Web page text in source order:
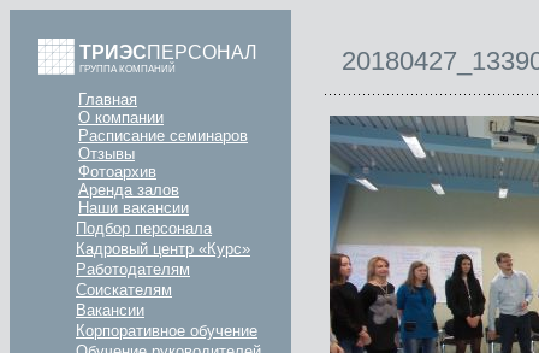
ТРИЭСПЕРСОНАЛ
ГРУППА КОМПАНИЙ
Главная
О компании
Расписание семинаров
Отзывы
Фотоархив
Аренда залов
Наши вакансии
Подбор персонала
Кадровый центр «Курс»
Работодателям
Соискателям
Вакансии
Корпоративное обучение